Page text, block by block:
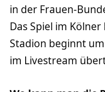
in der Frauen-
Das Spiel im
Stadion beginnt
im Livestream